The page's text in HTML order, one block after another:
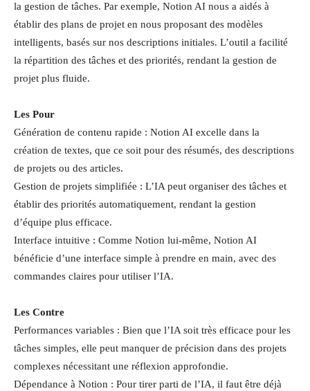
la gestion de tâches. Par exemple, Notion AI nous a aidés à
établir des plans de projet en nous proposant des modèles
intelligents, basés sur nos descriptions initiales. L’outil a facilité
la répartition des tâches et des priorités, rendant la gestion de
projet plus fluide.
Les Pour
Génération de contenu rapide : Notion AI excelle dans la
création de textes, que ce soit pour des résumés, des descriptions
de projets ou des articles.
Gestion de projets simplifiée : L’IA peut organiser des tâches et
établir des priorités automatiquement, rendant la gestion
d’équipe plus efficace.
Interface intuitive : Comme Notion lui-même, Notion AI
bénéficie d’une interface simple à prendre en main, avec des
commandes claires pour utiliser l’IA.
Les Contre
Performances variables : Bien que l’IA soit très efficace pour les
tâches simples, elle peut manquer de précision dans des projets
complexes nécessitant une réflexion approfondie.
Dépendance à Notion : Pour tirer parti de l’IA, il faut être déjà